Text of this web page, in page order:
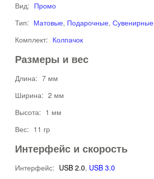
Вид: Промо
Тип: Матовые, Подарочные, Сувенирные
Комплект: Колпачок
Размеры и вес
Длина: 7 мм
Ширина: 2 мм
Высота: 1 мм
Вес: 11 гр
Интерфейс и скорость
Интерфейс: USB 2.0, USB 3.0